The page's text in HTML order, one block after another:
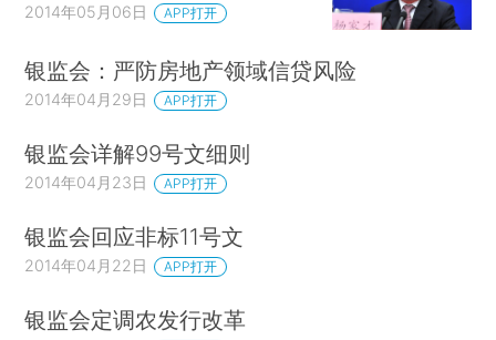
2014年05月06日 APP打开
银监会：严防房地产领域信贷风险
2014年04月29日 APP打开
银监会详解99号文细则
2014年04月23日 APP打开
银监会回应非标11号文
2014年04月22日 APP打开
银监会定调农发行改革